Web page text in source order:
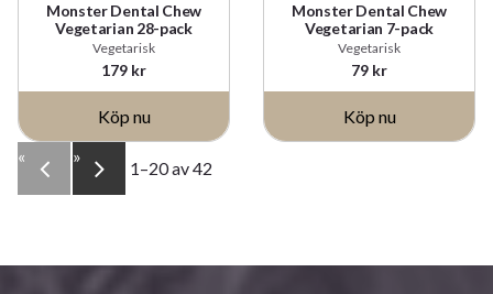
Monster Dental Chew
Vegetarian 28-pack
Vegetarisk
179 kr
Monster Dental Chew
Vegetarian 7-pack
Vegetarisk
79 kr
1–20av42
« »